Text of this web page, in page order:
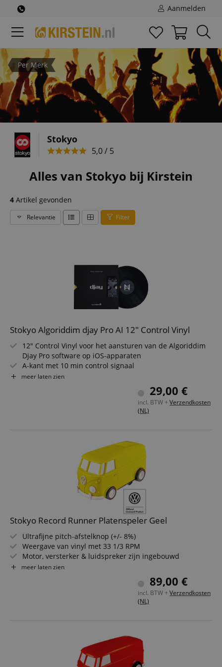
Aanmelden
Per Merk
Stokyo
5,0 / 5
Alles van Stokyo bij Kirstein
4 Artikel gevonden
Relevantie Filter
Stokyo Algoriddim djay Pro AI 12" Control Vinyl
12" Control Vinyl voor het aansturen van de Algoriddim
Djay Pro software op iOS-apparaten
A-kant met 10 min control signaal
B-kant voor het afspelen van geïsoleerde stems (Original,
Twee draaitafels en een iPhone - maakt laptops,
computers of harde schijven in de DJ-setup overbodig
Zichtbare tijdmarkeringen in minuten verdeeld op de
meer laten zien
29,00 €
incl. BTW + Verzendkosten
(NL)
Stokyo Record Runner Platenspeler Geel
Ultrafijne pitch-afstelknop (+/- 8%)
Weergave van vinyl met 33 1/3 RPM
Motor, versterker & luidspreker zijn ingebouwd
Automatische stopfunctie aan het einde van de plaat
Aan/uit-schakelaar met twee snelheden
Batterijduur: 90 min (2 x AAA alkaline batterijen)
Stylus en cartridge systeem van Audio Technica
meer laten zien
89,00 €
incl. BTW + Verzendkosten
(NL)